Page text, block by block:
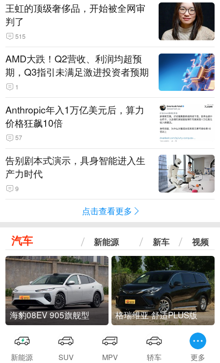
王虹的顶级奢侈品，开始被全网审
判了
515
AMD大跌！Q2营收、利润均超预
期，Q3指引未满足激进投资者预期
1
Anthropic年入1万亿美元后，算力
价格狂飙10倍
57
告别剧本式演示，具身智能进入生
产力时代
9
点击查看更多
汽车 新能源 新车 视频
海豹08EV 905旗舰型 格瑞维亚 舒适PLUS版
新能源 SUV MPV 轿车 更多